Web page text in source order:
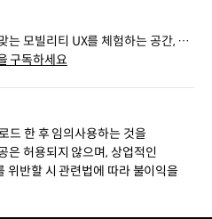
는 모빌리티 UX를 체험하는 공간, UX
구독하세요
드 한 후 임의사용하는 것을
은 허용되지 않으며, 상업적인
위반할 시 관련법에 따라 불이익을